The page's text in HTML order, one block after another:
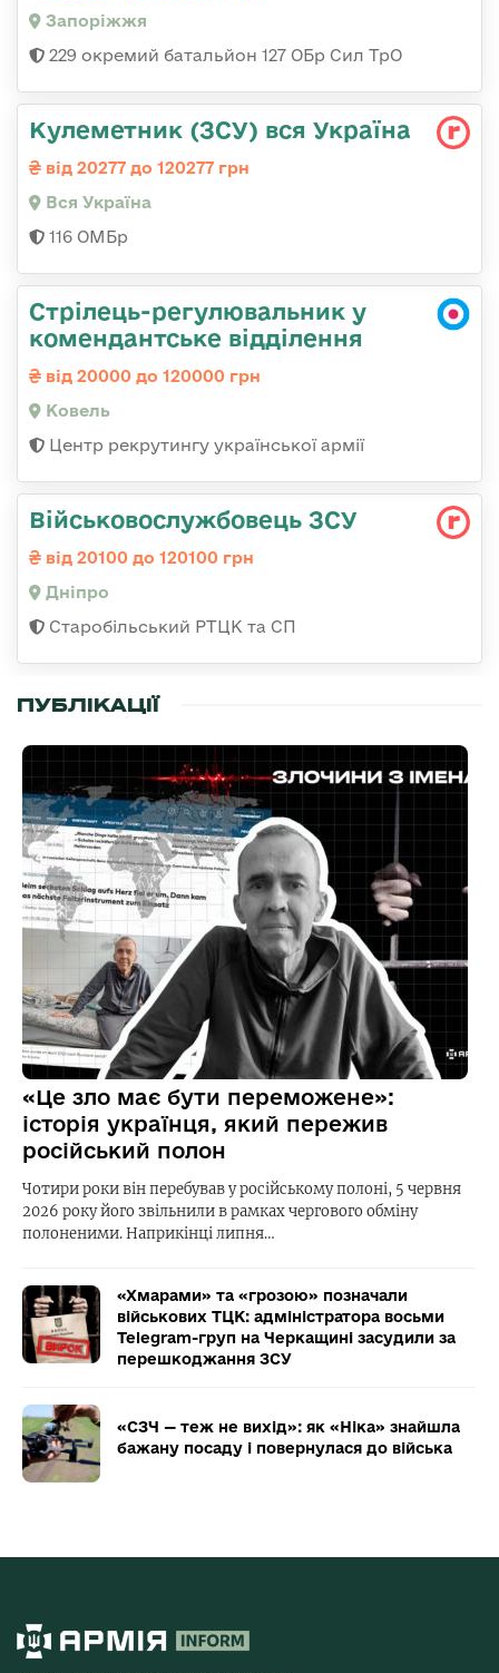
Запоріжжя
229 окремий батальйон 127 ОБр Сил ТрО
Кулеметник (ЗСУ) вся Україна
від 20277 до 120277 грн
Вся Україна
116 ОМБр
Стрілець-регулювальник у
комендантське відділення
від 20000 до 120000 грн
Ковель
Центр рекрутингу української армії
Військовослужбовець ЗСУ
від 20100 до 120100 грн
Дніпро
Старобільський РТЦК та СП
ПУБЛІКАЦІЇ
«Це зло має бути переможене»:
історія українця, який пережив
російський полон
Чотири роки він перебував у російському полоні, 5 червня
2026 року його звільнили в рамках чергового обміну
полоненими. Наприкінці липня…
«Хмарами» та «грозою» позначали
військових ТЦК: адміністратора восьми
Telegram-груп на Черкащині засудили за
перешкоджання ЗСУ
«СЗЧ — теж не вихід»: як «Ніка» знайшла
бажану посаду і повернулася до війська